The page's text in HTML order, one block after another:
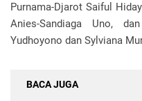
Purnama-Djarot Saiful
Anies-Sandiaga Uno,
Yudhoyono dan Sylviana
BACA JUGA